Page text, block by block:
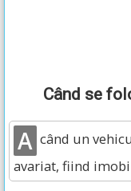
Când se
A când un
avariat, fiind